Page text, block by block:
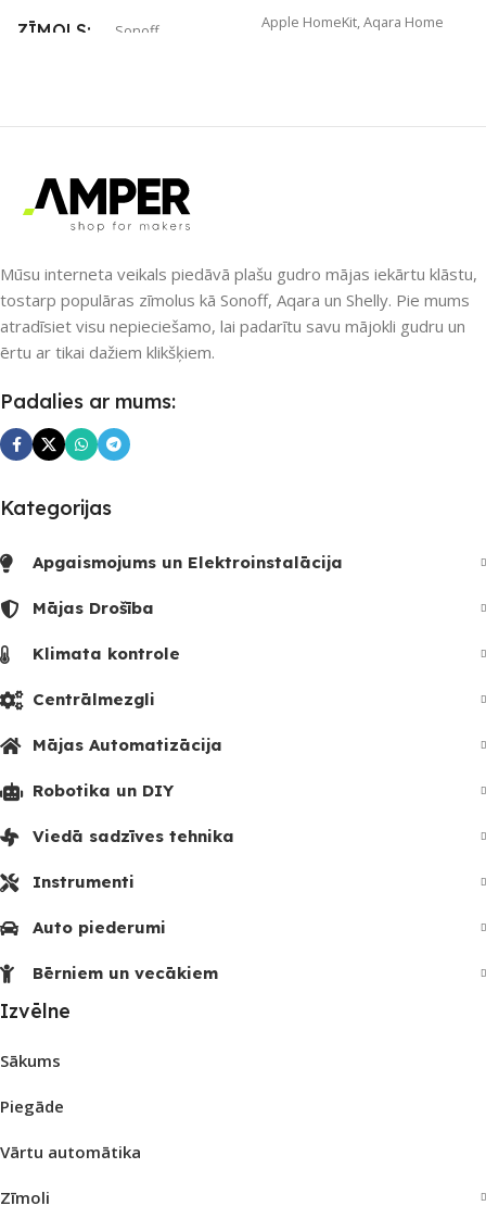
ZĪMOLS Sonoff
PIEEJAMS UZREIZ
UZREIZ PIEEJAMAIS
SKAITS
2
Apple HomeKit,Aqara Home
Nē
UZREIZ PIEEJAMAIS
Mūsu interneta veikals piedāvā plašu gudro mājas iekārtu klāstu,
tostarp populāras zīmolus kā Sonoff, Aqara un Shelly. Pie mums
atradīsiet visu nepieciešamo, lai padarītu savu mājokli gudru un
ērtu ar tikai dažiem klikšķiem.
Padalies ar mums:
Kategorijas
Apgaismojums un Elektroinstalācija
Mājas Drošība
Klimata kontrole
Centrālmezgli
Mājas Automatizācija
Robotika un DIY
Viedā sadzīves tehnika
Instrumenti
Auto piederumi
Bērniem un vecākiem
Izvēlne
Sākums
Piegāde
Vārtu automātika
Zīmoli